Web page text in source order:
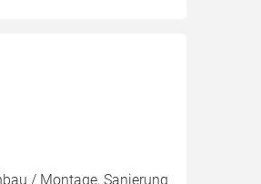
/ Montage, Sanierung